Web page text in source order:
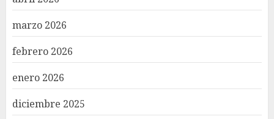
marzo 2026
febrero 2026
enero 2026
diciembre 2025